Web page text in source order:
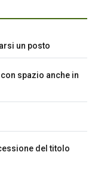
un posto
spazio anche in
del titolo